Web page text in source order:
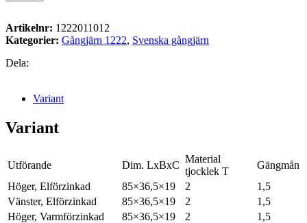
Artikelnr: 1222011012
Kategorier: Gångjärn 1222, Svenska gångjärn
Dela:
Variant
Variant
Utförande Dim. LxBxC
Material
tjocklek T
Gängmån
Höger, Elförzinkad
85×36,5×19 2
1,5
Vänster, Elförzinkad
85×36,5×19 2
1,5
Höger, Varmförzinkad
85×36,5×19 2
1,5